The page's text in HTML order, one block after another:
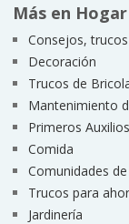
Más en Hogar
Consejos,
Decoración
Trucos de
Mantenimiento
Primeros Auxilios
Comida
Comunidades
Trucos para
Jardinería